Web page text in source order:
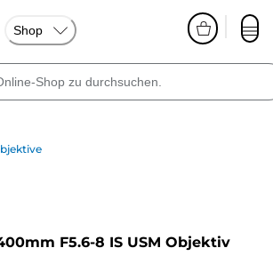
Shop
F5.6-8 IS USM Objektiv